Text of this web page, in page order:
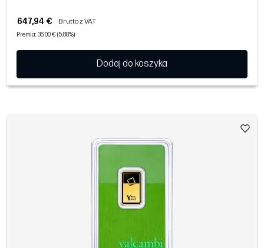
647,94 € Brutto z VAT
Premia: 36,00 € (5,88%)
Dodaj do koszyka